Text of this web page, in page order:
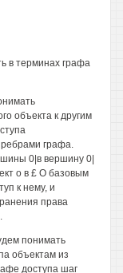
в терминах графа
объекта к другим
графа.
0|в вершину 0|
о в £ О базовым
к нему, и
права
понимать
объектам из
доступа шаг